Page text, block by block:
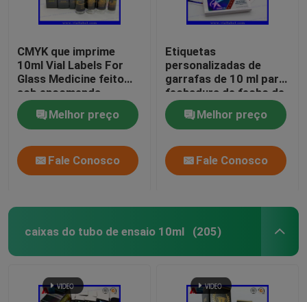
CMYK que imprime
10ml Vial Labels For
Glass Medicine feito
sob encomenda
engarrafa
Melhor preço
Fale Conosco
Etiquetas
personalizadas de
garrafas de 10 ml para
fechadura de fecho de
fecho de alumínio folha
de alumínio Pounch
Impressão etiquetas
de frascos de vidro
Melhor preço
Fale Conosco
caixas do tubo de ensaio 10ml (205)